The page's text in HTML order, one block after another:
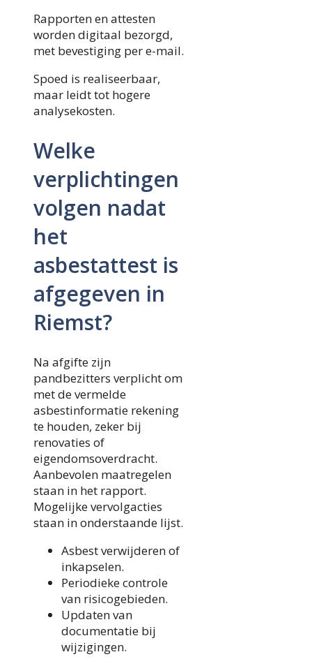
Rapporten en attesten
worden digitaal bezorgd,
met bevestiging per e-mail.
Spoed is realiseerbaar,
maar leidt tot hogere
analysekosten.
Welke
verplichtingen
volgen nadat
het
asbestattest is
afgegeven in
Riemst?
Na afgifte zijn
pandbezitters verplicht om
met de vermelde
asbestinformatie rekening
te houden, zeker bij
renovaties of
eigendomsoverdracht.
Aanbevolen maatregelen
staan in het rapport.
Mogelijke vervolgacties
staan in onderstaande lijst.
Asbest verwijderen of
inkapselen.
Periodieke controle
van risicogebieden.
Updaten van
documentatie bij
wijzigingen.